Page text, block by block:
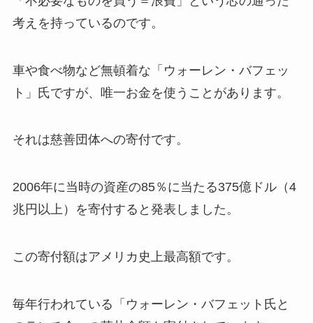
考えを持っているのです。
車や食べ物など無頓着な「ウォーレン・バフェッ
ト」氏ですが、唯一お金を使うことがあります。
それは慈善団体への寄付です。
2006年に当時の資産の85％に当たる375億ドル（4
兆円以上）を寄付すると発表しました。
この寄付額はアメリカ史上最高額です。
毎年行われている「ウォーレン・バフェット氏と